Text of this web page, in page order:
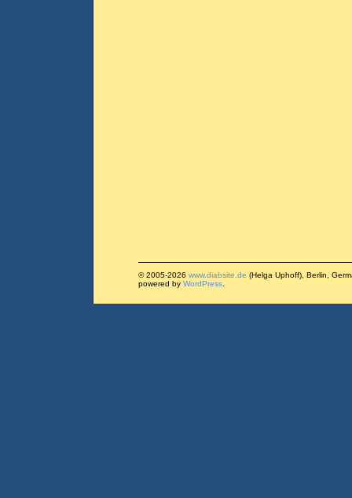
© 2005-2026 www.diabsite.de (Helga Uphoff), Berlin,
powered by WordPress.